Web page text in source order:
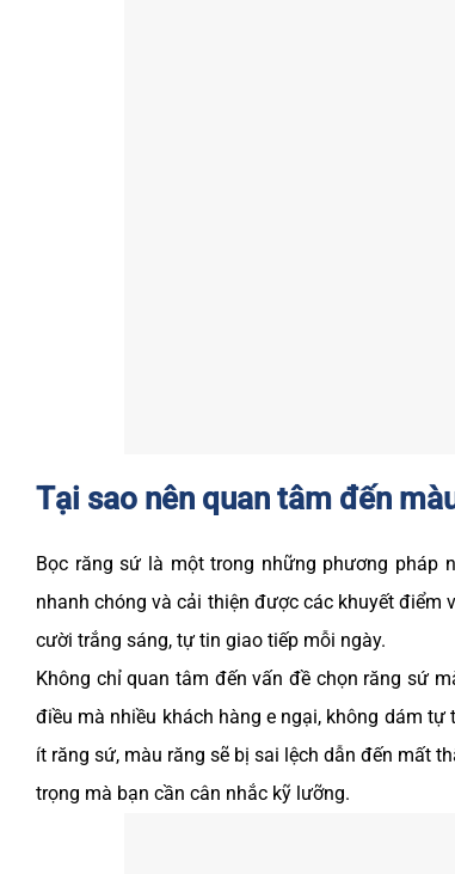
Tại sao nên quan tâm đến
Bọc răng sứ là một trong những phương pháp
nhanh chóng và cải thiện được các khuyết điểm
cười trắng sáng, tự tin giao tiếp mỗi ngày.
Không chỉ quan tâm đến vấn đề chọn răng sứ
điều mà nhiều khách hàng e ngại, không dám
ít răng sứ, màu răng sẽ bị sai lệch dẫn đến mất
trọng mà bạn cần cân nhắc kỹ lưỡng.